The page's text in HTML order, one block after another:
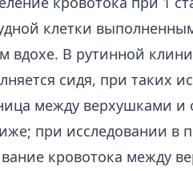
клетки
вдохе. В рутинной
сидя, при таких
между верхушками и
при исследовании в
кровотока между